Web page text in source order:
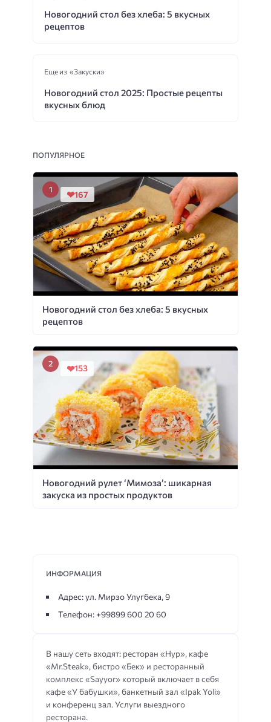
Новогодний стол без хлеба: 5 вкусных
рецептов
Еще из «Закуски»
Новогодний стол 2025: Простые рецепты
вкусных блюд
ПОПУЛЯРНОЕ
Новогодний стол без хлеба: 5 вкусных
рецептов
167
Новогодний рулет ‘Мимоза’: шикарная
закуска из простых продуктов
153
В нашу сеть входят: ресторан «Нур», кафе
«Mr.Steak», бистро «Бек» и ресторанный
комплекс «Sayyor» который включает в себя
кафе «У бабушки», банкетный зал «Ipak Yoli»
и конференц зал. Услуги выездного
ресторана.
ИНФОРМАЦИЯ
Адрес: ул. Мирзо Улугбека, 9
Телефон: +99899 600 20 60